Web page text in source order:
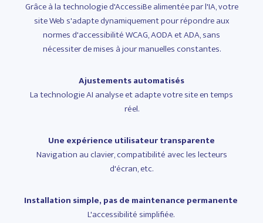
Grâce à la technologie d'AccessiBe alimentée par l'IA, votre
site Web s'adapte dynamiquement pour répondre aux
normes d'accessibilité WCAG, AODA et ADA, sans
nécessiter de mises à jour manuelles constantes.
Ajustements automatisés
La technologie AI analyse et adapte votre site en temps
réel.
Une expérience utilisateur transparente
Navigation au clavier, compatibilité avec les lecteurs
d'écran, etc.
Installation simple, pas de maintenance permanente
L'accessibilité simplifiée.